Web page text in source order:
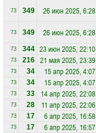
73 349 26 июн 2025, 6:28
73 349 26 июн 2025, 6:28
73 344 23 июн 2025, 22:10
73 216 21 мая 2025, 23:39
73 34 15 апр 2025, 4:07
73 34 15 апр 2025, 4:07
73 33 14 апр 2025, 22:08
73 28 11 апр 2025, 22:06
73 17 6 апр 2025, 16:58
73 17 6 апр 2025, 16:57